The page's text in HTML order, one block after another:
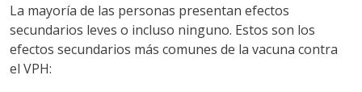
La mayoría de las personas presentan efectos
secundarios leves o incluso ninguno. Estos son los
efectos secundarios más comunes de la vacuna contra
el VPH: